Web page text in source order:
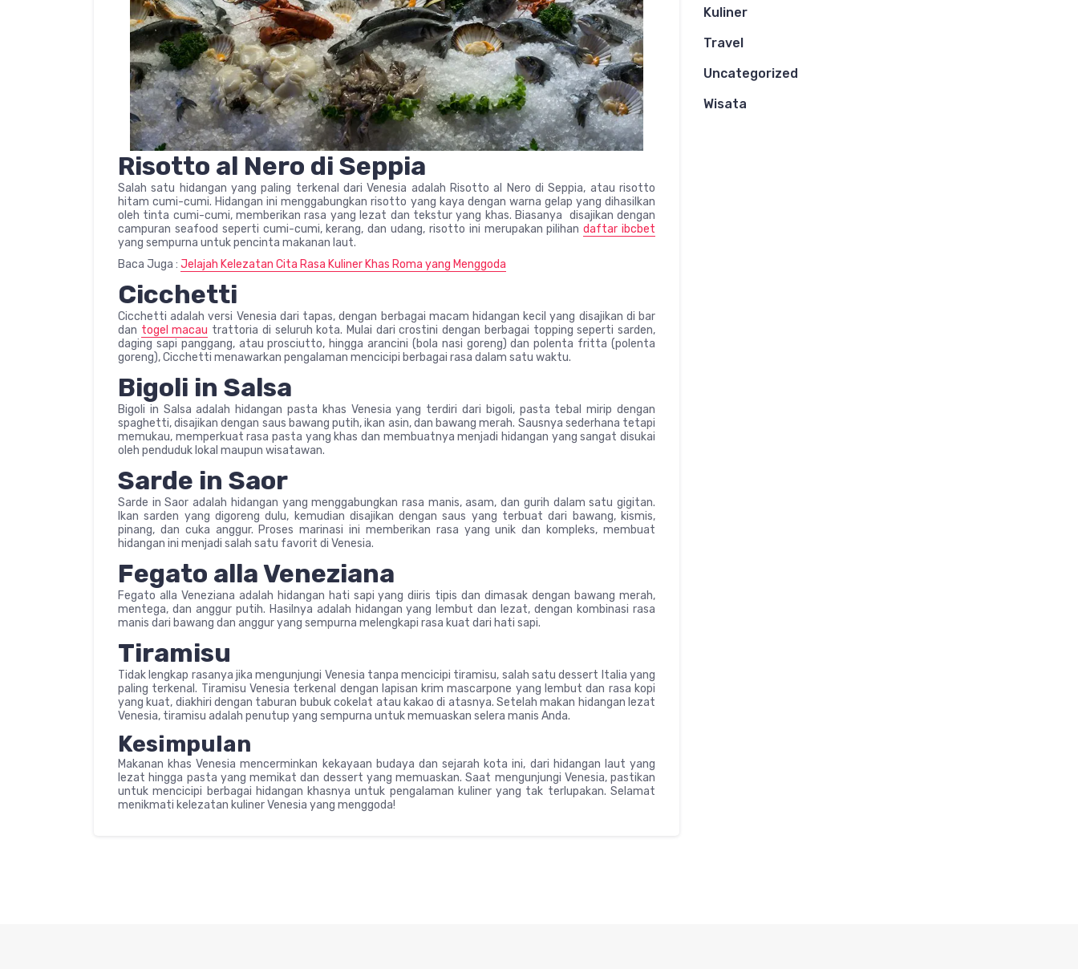
Risotto al Nero di Seppia
Salah satu hidangan yang paling terkenal dari Venesia adalah Risotto al Nero di Seppia, atau risotto
hitam cumi-cumi. Hidangan ini menggabungkan risotto yang kaya dengan warna gelap yang dihasilkan
oleh tinta cumi-cumi, memberikan rasa yang lezat dan tekstur yang khas. Biasanya disajikan dengan
campuran seafood seperti cumi-cumi, kerang, dan udang, risotto ini merupakan pilihandaftar ibcbet
yang sempurna untuk pencinta makanan laut.
Baca Juga : Jelajah Kelezatan Cita Rasa Kuliner Khas Roma yang Menggoda
Cicchetti
Cicchetti adalah versi Venesia dari tapas, dengan berbagai macam hidangan kecil yang disajikan di bar
dan togel macau trattoria di seluruh kota. Mulai dari crostini dengan berbagai topping seperti sarden,
daging sapi panggang, atau prosciutto, hingga arancini (bola nasi goreng) dan polenta fritta (polenta
goreng), Cicchetti menawarkan pengalaman mencicipi berbagai rasa dalam satu waktu.
Bigoli in Salsa
Bigoli in Salsa adalah hidangan pasta khas Venesia yang terdiri dari bigoli, pasta tebal mirip dengan
spaghetti, disajikan dengan saus bawang putih, ikan asin, dan bawang merah. Sausnya sederhana tetapi
memukau, memperkuat rasa pasta yang khas dan membuatnya menjadi hidangan yang sangat disukai
oleh penduduk lokal maupun wisatawan.
Sarde in Saor
Sarde in Saor adalah hidangan yang menggabungkan rasa manis, asam, dan gurih dalam satu gigitan.
Ikan sarden yang digoreng dulu, kemudian disajikan dengan saus yang terbuat dari bawang, kismis,
pinang, dan cuka anggur. Proses marinasi ini memberikan rasa yang unik dan kompleks, membuat
hidangan ini menjadi salah satu favorit di Venesia.
Fegato alla Veneziana
Fegato alla Veneziana adalah hidangan hati sapi yang diiris tipis dan dimasak dengan bawang merah,
mentega, dan anggur putih. Hasilnya adalah hidangan yang lembut dan lezat, dengan kombinasi rasa
manis dari bawang dan anggur yang sempurna melengkapi rasa kuat dari hati sapi.
Tiramisu
Tidak lengkap rasanya jika mengunjungi Venesia tanpa mencicipi tiramisu, salah satu dessert Italia yang
paling terkenal. Tiramisu Venesia terkenal dengan lapisan krim mascarpone yang lembut dan rasa kopi
yang kuat, diakhiri dengan taburan bubuk cokelat atau kakao di atasnya. Setelah makan hidangan lezat
Venesia, tiramisu adalah penutup yang sempurna untuk memuaskan selera manis Anda.
Kesimpulan
Makanan khas Venesia mencerminkan kekayaan budaya dan sejarah kota ini, dari hidangan laut yang
lezat hingga pasta yang memikat dan dessert yang memuaskan. Saat mengunjungi Venesia, pastikan
untuk mencicipi berbagai hidangan khasnya untuk pengalaman kuliner yang tak terlupakan. Selamat
menikmati kelezatan kuliner Venesia yang menggoda!
Kuliner
Travel
Uncategorized
Wisata